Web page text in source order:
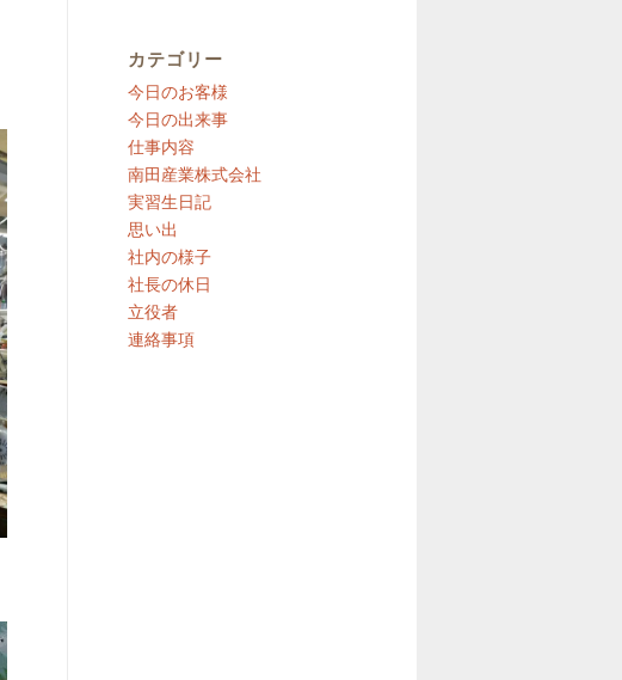
カテゴリー
今日のお客様
今日の出来事
仕事内容
南田産業株式会社
実習生日記
思い出
社内の様子
社長の休日
立役者
連絡事項